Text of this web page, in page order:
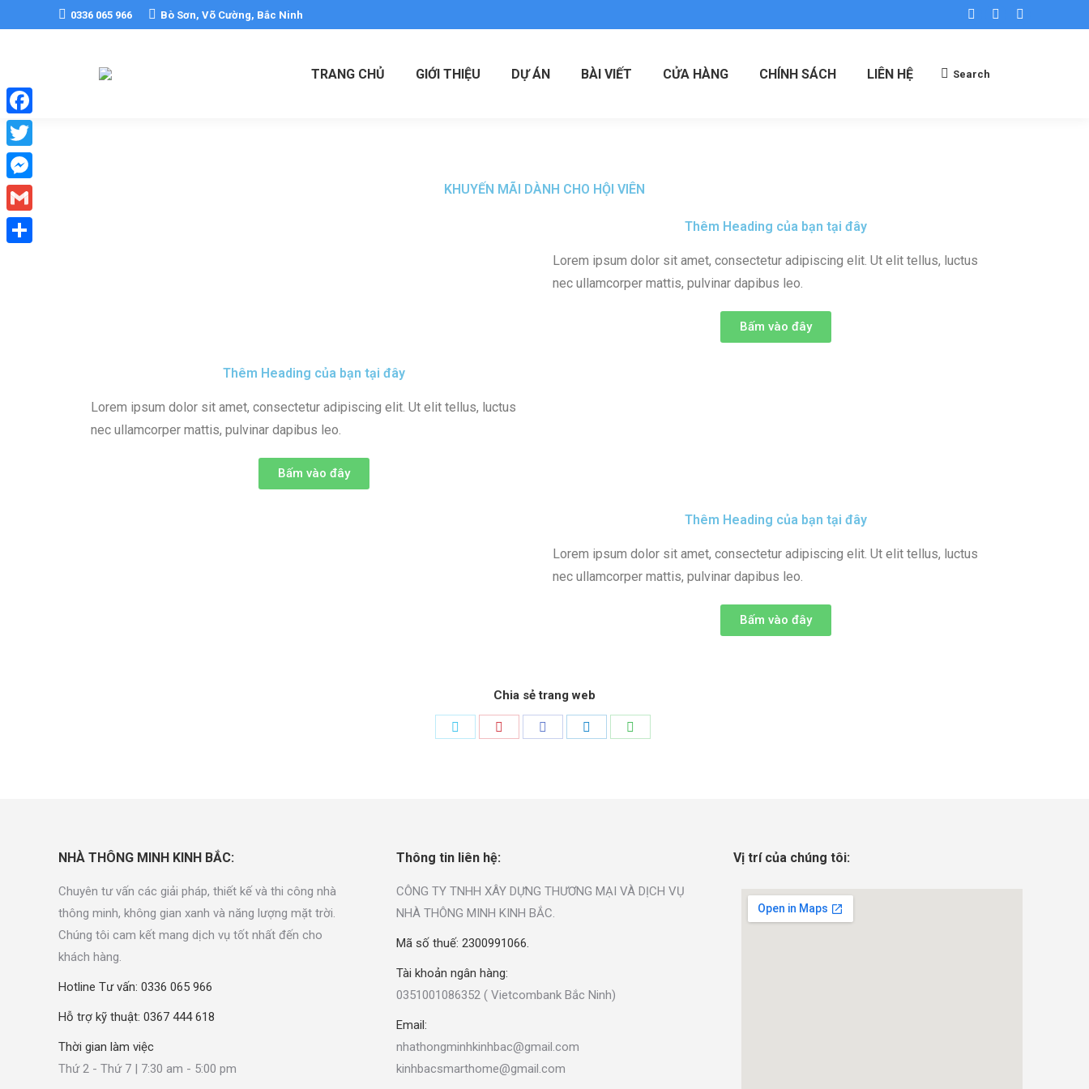
0336 065 966 Bò Sơn, Võ Cường, Bắc Ninh
TRANG CHỦ GIỚI THIỆU DỰ ÁN BÀI VIẾT CỬA HÀNG CHÍNH SÁCH LIÊN HỆ Search
KHUYẾN MÃI DÀNH CHO HỘI VIÊN
Thêm Heading của bạn tại đây
Lorem ipsum dolor sit amet, consectetur adipiscing elit. Ut elit tellus, luctus
nec ullamcorper mattis, pulvinar dapibus leo.
Bấm vào đây
Thêm Heading của bạn tại đây
Lorem ipsum dolor sit amet, consectetur adipiscing elit. Ut elit tellus, luctus
nec ullamcorper mattis, pulvinar dapibus leo.
Bấm vào đây
Thêm Heading của bạn tại đây
Lorem ipsum dolor sit amet, consectetur adipiscing elit. Ut elit tellus, luctus
nec ullamcorper mattis, pulvinar dapibus leo.
Bấm vào đây
Chia sẻ trang web
NHÀ THÔNG MINH KINH BẮC:
Chuyên tư vấn các giải pháp, thiết kế và thi công nhà
thông minh, không gian xanh và năng lượng mặt trời.
Chúng tôi cam kết mang dịch vụ tốt nhất đến cho
khách hàng.
Hotline Tư vấn: 0336 065 966
Hỗ trợ kỹ thuật: 0367 444 618
Thời gian làm việc
Thứ 2 - Thứ 7 | 7:30 am - 5:00 pm
Thông tin liên hệ:
CÔNG TY TNHH XÂY DỰNG THƯƠNG MẠI VÀ DỊCH VỤ
NHÀ THÔNG MINH KINH BẮC.
Mã số thuế: 2300991066.
Tài khoản ngân hàng:
0351001086352 ( Vietcombank Bắc Ninh)
Email:
nhathongminhkinhbac@gmail.com
kinhbacsmarthome@gmail.com
Vị trí của chúng tôi:
Facebook
Twitter
Messenger
Gmail